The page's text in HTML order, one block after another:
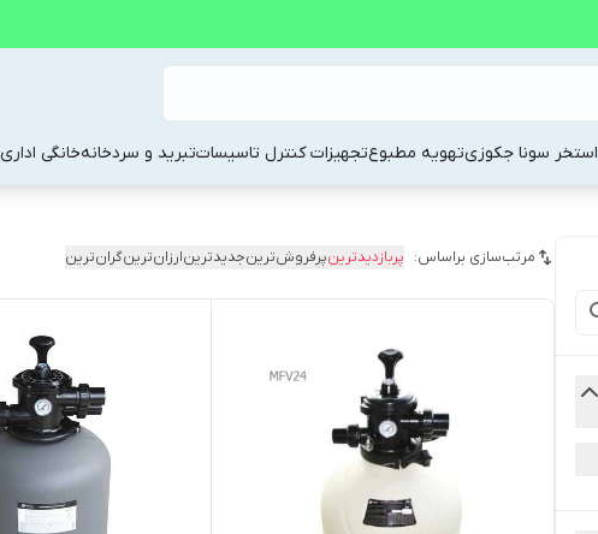
استخر سونا جکوزیتهویه مطبوعتجهیزات کنترل تاسیساتتبرید و سردخانهخانگی اداری
مرتب‌سازی براساس: پربازدیدترینپرفروش‌ترینجدیدترینارزان‌ترینگران‌ترین